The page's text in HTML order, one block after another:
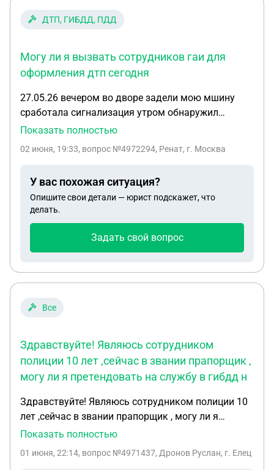
ДТП, ГИБДД, ПДД
Могу ли я вызвать сотрудников гаи для
оформления дтп сегодня
27.05.26 вечером во дворе задели мою мшину
сработала сигнализация утром обнаружил
царапины на заднем бампере . Так как нужно
посмотреть записи с видео камер во дворе .
вызвать сотрудников гаи для оформления дтп
сегодня. Записи с камер у меня есть
Показать полностью
02 июня, 19:33, вопрос №4972294, Ренат, г. Москва
У вас похожая ситуация?
Опишите свои детали — юрист подскажет, что
делать.
Задать свой вопрос
Все
Здравствуйте! Являюсь сотрудником
полиции 10 лет ,сейчас в звании прапорщик ,
могу ли я претендовать на службу в гибдд н
Здравствуйте! Являюсь сотрудником полиции 10
лет ,сейчас в звании прапорщик , могу ли я
претендовать на службу в гибдд на должности
,если у меня среднее профессиональное
Показать полностью
01 июня, 22:14, вопрос №4971437, Дронов Руслан, г. Елец